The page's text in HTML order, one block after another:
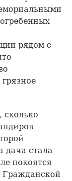
рядом с
сколько
дача стала
покоятся
Гражданской